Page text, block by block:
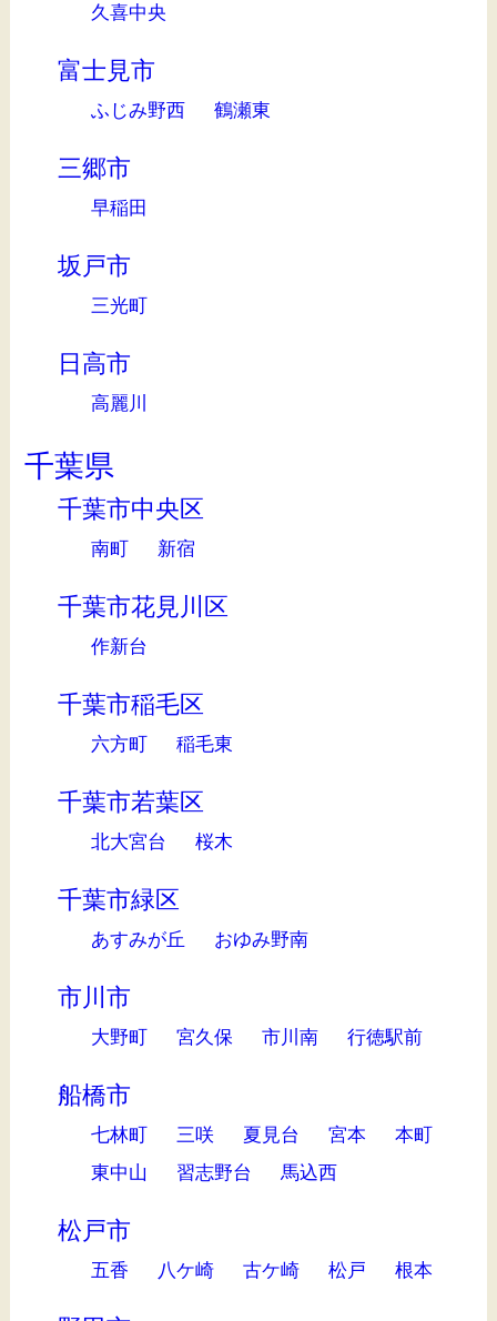
久喜中央
富士見市
ふじみ野西 鶴瀬東
三郷市
早稲田
坂戸市
三光町
日高市
高麗川
千葉県
千葉市中央区
南町 新宿
千葉市花見川区
作新台
千葉市稲毛区
六方町 稲毛東
千葉市若葉区
北大宮台 桜木
千葉市緑区
あすみが丘 おゆみ野南
市川市
大野町 宮久保 市川南 行徳駅前
船橋市
七林町 三咲 夏見台 宮本
本町
東中山
習志野台 馬込西
松戸市
五香 八ケ崎 古ケ崎 松戸 根本